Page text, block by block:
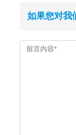
如果您对我